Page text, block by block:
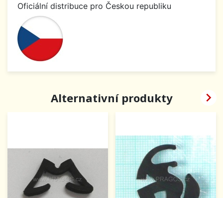
Oficiální distribuce pro Českou republiku
Alternativní produkty 